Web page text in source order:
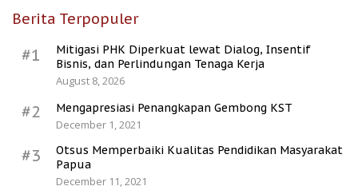
Berita Terpopuler
#1
Mitigasi PHK Diperkuat lewat Dialog, Insentif
Bisnis, dan Perlindungan Tenaga Kerja
August 8, 2026
#2
Mengapresiasi Penangkapan Gembong KST
December 1, 2021
#3
Otsus Memperbaiki Kualitas Pendidikan Masyarakat
Papua
December 11, 2021